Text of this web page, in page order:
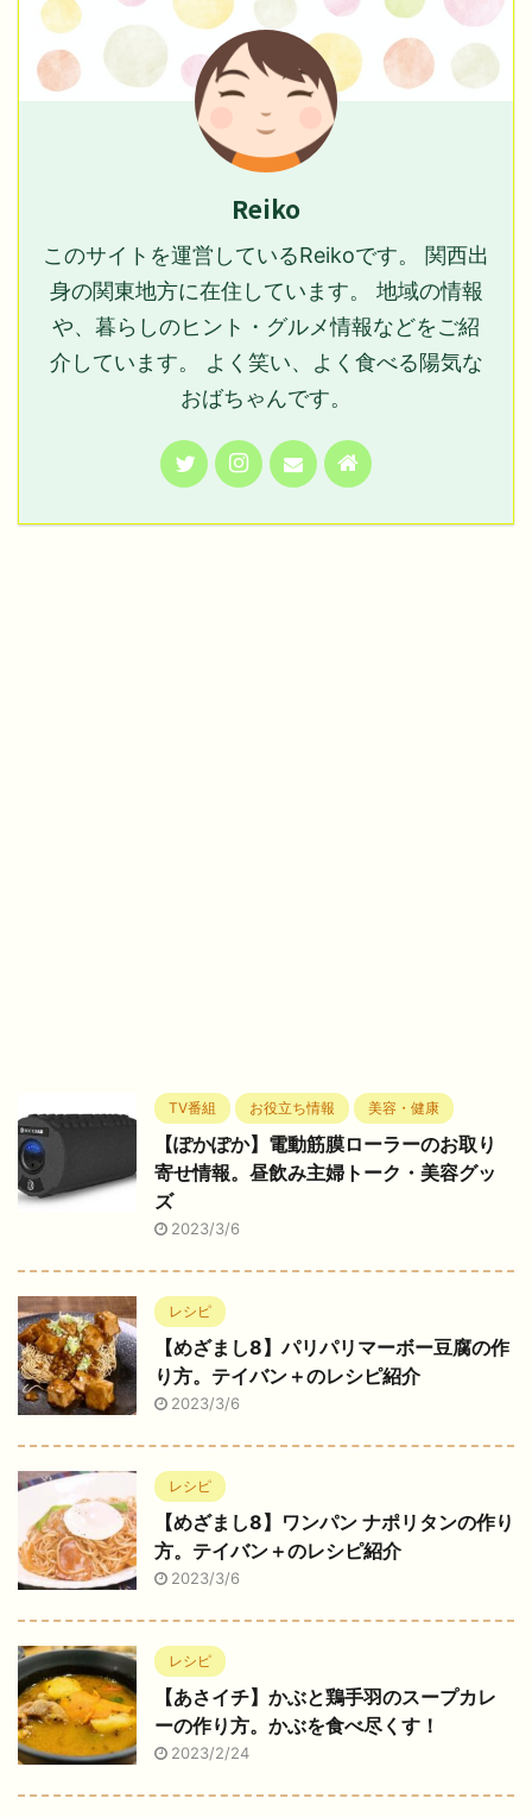
Reiko
このサイトを運営しているReikoです。 関西出
身の関東地方に在住しています。 地域の情報
や、暮らしのヒント・グルメ情報などをご紹
介しています。 よく笑い、よく食べる陽気な
おばちゃんです。
TV番組 お役立ち情報 美容・健康
【ぽかぽか】電動筋膜ローラーのお取り
寄せ情報。昼飲み主婦トーク・美容グッ
ズ
2023/3/6
レシピ
【めざまし8】パリパリマーボー豆腐の作
り方。テイバン＋のレシピ紹介
2023/3/6
レシピ
【めざまし8】ワンパン ナポリタンの作り
方。テイバン＋のレシピ紹介
2023/3/6
レシピ
【あさイチ】かぶと鶏手羽のスープカレ
ーの作り方。かぶを食べ尽くす！
2023/2/24